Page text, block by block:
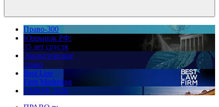
Право-300
Юррынок РФ:
35 лет спустя
Экологическое
право
Best Law
Firm Marketing
ПМЮФ 2026